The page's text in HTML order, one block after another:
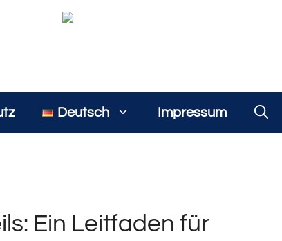
Deutsch Impressum
Ein Leitfaden für